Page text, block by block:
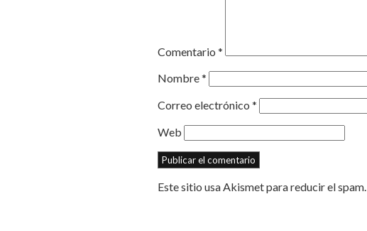
Comentario *
Nombre*
Correo electrónico *
Web
Este sitio usa Akismet para reducir el spam.